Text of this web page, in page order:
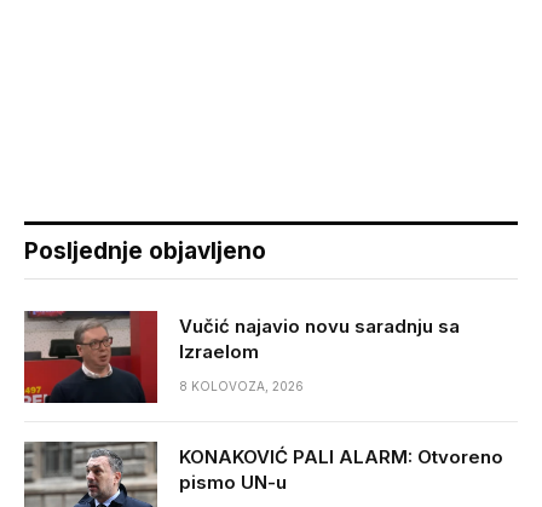
Posljednje objavljeno
Vučić najavio novu saradnju sa
Izraelom
8 KOLOVOZA, 2026
KONAKOVIĆ PALI ALARM: Otvoreno
pismo UN-u